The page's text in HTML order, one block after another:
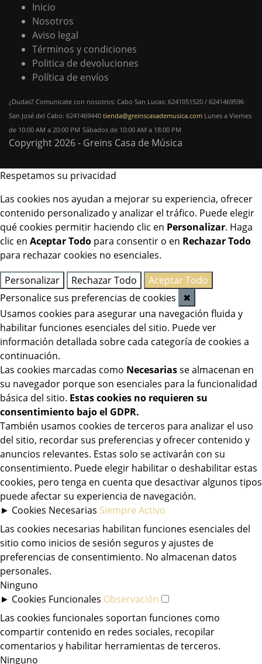
Inicio
Nosotros
Aviso legal
Términos y condiciones
Politica de devoluciones
Política de envíos
¿Dudas? Comunicate con nosotros: Cabo San Lucas: 6241051520 / 6241469596
San José del Cabo: 6241469440 tienda@greinscasademusica.com Lunes a Viernes
de 10:00 AM a 20:00 PM Sábados de 10:00 AM a 18:00 PM
Copyright 2026 - Greins Casa de Música
Respetamos su privacidad
Las cookies nos ayudan a mejorar su experiencia, ofrecer
contenido personalizado y analizar el tráfico. Puede elegir
qué cookies permitir haciendo clic en Personalizar. Haga
clic en Aceptar Todo para consentir o en Rechazar Todo
para rechazar cookies no esenciales.
Personalizar
Rechazar Todo
Aceptar Todo
Personalice sus preferencias de cookies
✖
Usamos cookies para asegurar una navegación fluida y
habilitar funciones esenciales del sitio. Puede ver
información detallada sobre cada categoría de cookies a
continuación.
Las cookies marcadas como Necesariasse almacenan en
su navegador porque son esenciales para la funcionalidad
básica del sitio. Estas cookies no requieren su
consentimiento bajo el GDPR.
También usamos cookies de terceros para analizar el uso
del sitio, recordar sus preferencias y ofrecer contenido y
anuncios relevantes. Estas solo se activarán con su
consentimiento. Puede elegir habilitar o deshabilitar estas
cookies, pero tenga en cuenta que desactivar algunos tipos
puede afectar su experiencia de navegación.
► Cookies Necesarias Siempre Activo
Las cookies necesarias habilitan funciones esenciales del
sitio como inicios de sesión seguros y ajustes de
preferencias de consentimiento. No almacenan datos
personales.
Ninguno
► Cookies Funcionales Observación
Las cookies funcionales soportan funciones como
compartir contenido en redes sociales, recopilar
comentarios y habilitar herramientas de terceros.
Ninguno